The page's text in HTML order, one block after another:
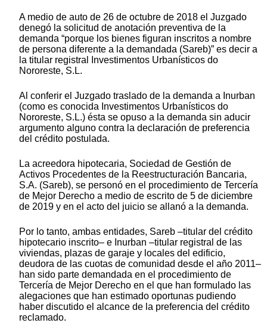
A medio de auto de 26 de octubre de 2018 el Juzgado
denegó la solicitud de anotación preventiva de la
demanda “porque los bienes figuran inscritos a nombre
de persona diferente a la demandada (Sareb)” es decir a
la titular registral Investimentos Urbanísticos do
Nororeste, S.L.
Al conferir el Juzgado traslado de la demanda a Inurban
(como es conocida Investimentos Urbanísticos do
Nororeste, S.L.) ésta se opuso a la demanda sin aducir
argumento alguno contra la declaración de preferencia
del crédito postulada.
La acreedora hipotecaria, Sociedad de Gestión de
Activos Procedentes de la Reestructuración Bancaria,
S.A. (Sareb), se personó en el procedimiento de Tercería
de Mejor Derecho a medio de escrito de 5 de diciembre
de 2019 y en el acto del juicio se allanó a la demanda.
Por lo tanto, ambas entidades, Sareb –titular del crédito
hipotecario inscrito– e Inurban –titular registral de las
viviendas, plazas de garaje y locales del edificio,
deudora de las cuotas de comunidad desde el año 2011–
han sido parte demandada en el procedimiento de
Tercería de Mejor Derecho en el que han formulado las
alegaciones que han estimado oportunas pudiendo
haber discutido el alcance de la preferencia del crédito
reclamado.